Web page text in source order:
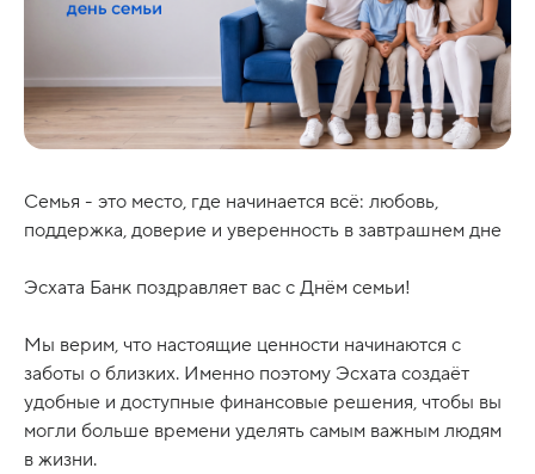
Семья - это место, где начинается всё: любовь,
поддержка, доверие и уверенность в завтрашнем дне
Эсхата Банк поздравляет вас с Днём семьи!
Мы верим, что настоящие ценности начинаются с
заботы о близких. Именно поэтому Эсхата создаёт
удобные и доступные финансовые решения, чтобы вы
могли больше времени уделять самым важным людям
в жизни.